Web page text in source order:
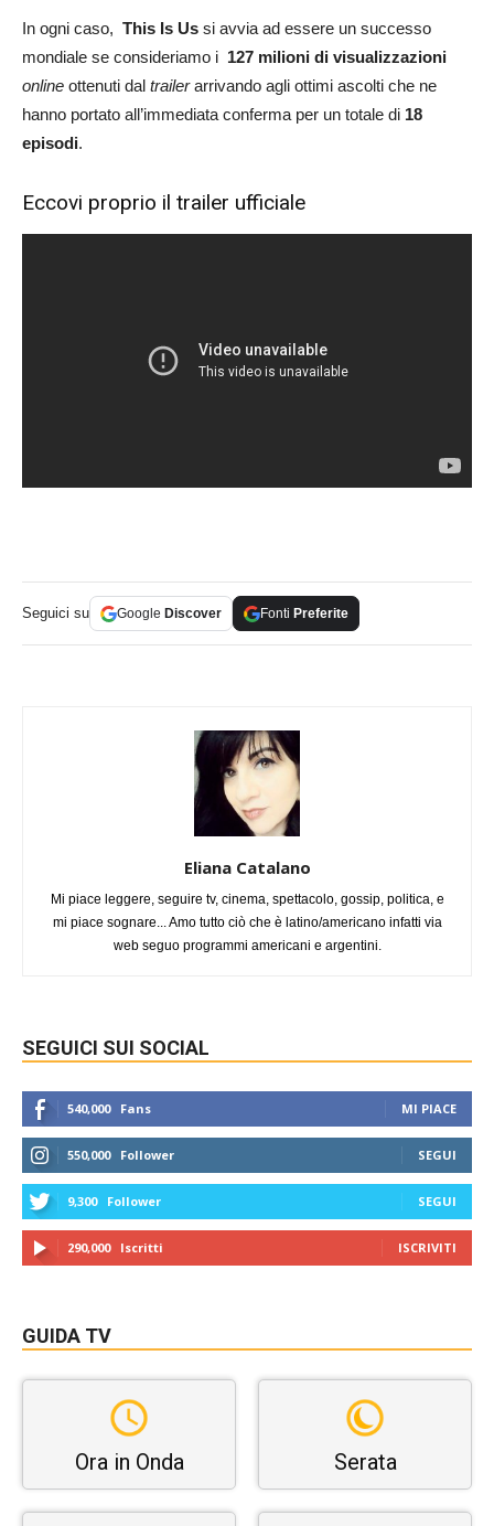
In ogni caso, This Is Us si avvia ad essere un successo
mondiale se consideriamo i 127 milioni di visualizzazioni
online ottenuti dal trailerarrivando agli ottimi ascolti che ne
hanno portato all’immediata conferma per un totale di 18
episodi.
Eccovi proprio il trailer ufficiale
Seguici su Google Discover Fonti Preferite
Eliana Catalano
Mi piace leggere, seguire tv, cinema, spettacolo, gossip, politica, e
mi piace sognare... Amo tutto ciò che è latino/americano infatti via
web seguo programmi americani e argentini.
SEGUICI SUI SOCIAL
540,000 Fans MI PIACE
550,000 Follower SEGUI
9,300 Follower SEGUI
290,000 Iscritti ISCRIVITI
GUIDA TV
Ora in Onda Serata